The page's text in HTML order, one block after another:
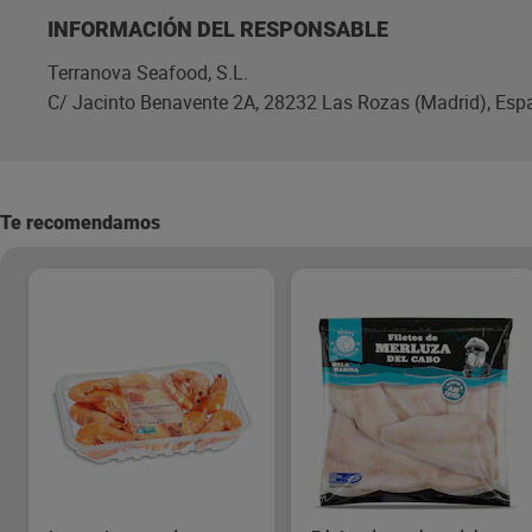
INFORMACIÓN DEL RESPONSABLE
Terranova Seafood, S.L.
C/ Jacinto Benavente 2A, 28232 Las Rozas (Madrid),
Te recomendamos